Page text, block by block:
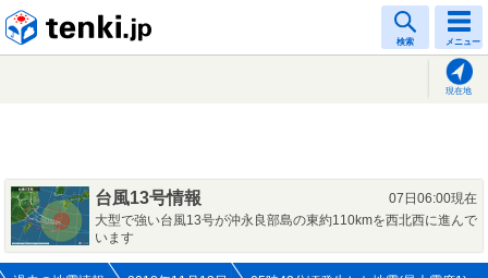
検索 メニュー
現在地
台風13号情報
07日06:00現在
大型で強い台風13号が沖永良部島の東約110kmを西北西に進んで
います